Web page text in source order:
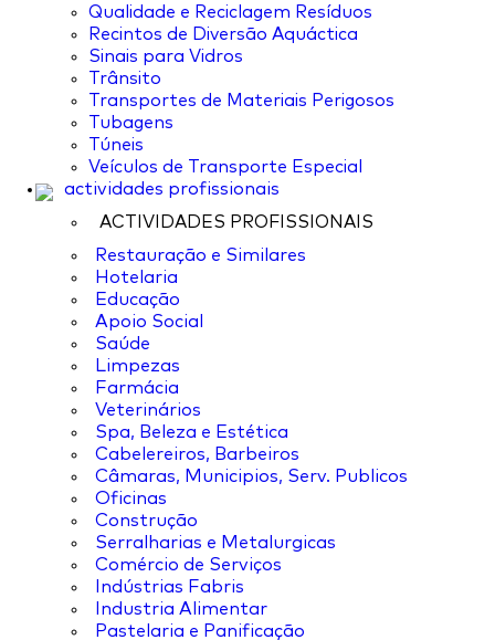
Qualidade e Reciclagem Resíduos
Recintos de Diversão Aquáctica
Sinais para Vidros
Trânsito
Transportes de Materiais Perigosos
Tubagens
Túneis
Veículos de Transporte Especial
actividades profissionais
ACTIVIDADES PROFISSIONAIS
Restauração e Similares
Hotelaria
Educação
Apoio Social
Saúde
Limpezas
Farmácia
Veterinários
Spa, Beleza e Estética
Cabelereiros, Barbeiros
Câmaras, Municipios, Serv. Publicos
Oficinas
Construção
Serralharias e Metalurgicas
Comércio de Serviços
Indústrias Fabris
Industria Alimentar
Pastelaria e Panificação